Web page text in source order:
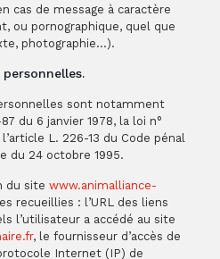
cas de message à caractère
ou pornographique, quel que
photographie…).
sont notamment
du 6 janvier 1978, la loi n°
L. 226-13 du Code pénal
du 24 octobre 1995.
du site www.animalliance-
recueillies : l’URL des liens
l’utilisateur a accédé au site
, le fournisseur d’accès de
Internet (IP) de